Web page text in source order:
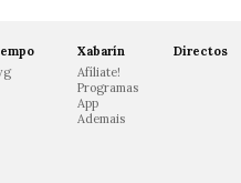
Xabarín
Afíliate!
Programas
App
Ademais
Directos